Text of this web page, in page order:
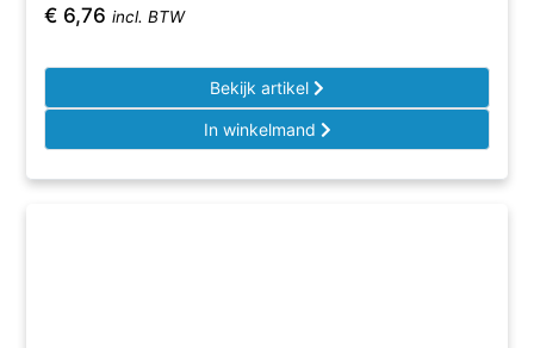
€ 6,76 incl. BTW
Bekijk artikel
In winkelmand